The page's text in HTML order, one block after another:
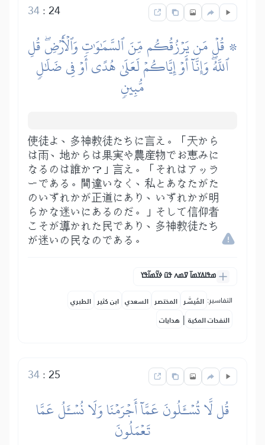
24
:
34
۞ قُلۡ مَن يَرۡزُقُكُم مِّنَ ٱلسَّمَٰوَٰتِ وَٱلۡأَرۡضِۖ قُلِ
ٱللَّهُۖ وَإِنَّآ أَوۡ إِيَّاكُمۡ لَعَلَىٰ هُدًى أَوۡ فِي ضَلَٰلٖ
مُّبِينٖ
使徒よ、多神教徒たちに言え。「天から
は雨、地からは果実や農産物でお恵みに
なるのは誰か？」言え。「それはアッラ
ーである。間違いなく、私とあなたがた
のいずれかが正道にあり、いずれかが明
らかな迷いにあるのだ。」そして信仰者
こそが導かれた民であり、多神教徒たち
が迷いの民なのである。
ߘߟߊߡߌߘߊ߫ ߜߘߍ ߟߎ߫ ߦߌ߬ߘߊ߬ߟߌ
التفاسير: المُيسَّر المختصر السعدي ابن كثير الطبري
النفحات المكية | هدايات
25
:
34
قُل لَّا تُسۡـَٔلُونَ عَمَّآ أَجۡرَمۡنَا وَلَا نُسۡـَٔلُ عَمَّا
تَعۡمَلُونَ